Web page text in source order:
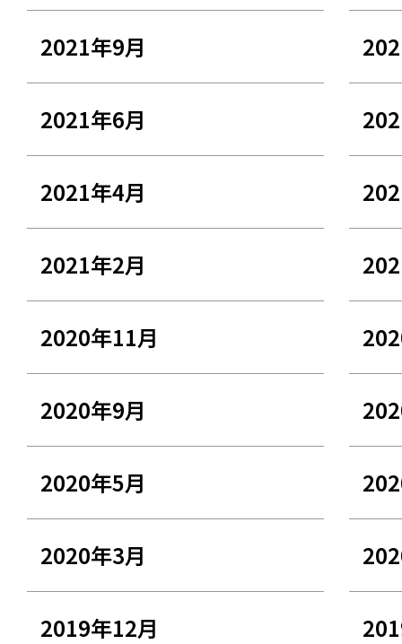
2021年9月
2021年6月
2021年4月
2021年2月
2020年11月
2020年9月
2020年5月
2020年3月
2019年12月